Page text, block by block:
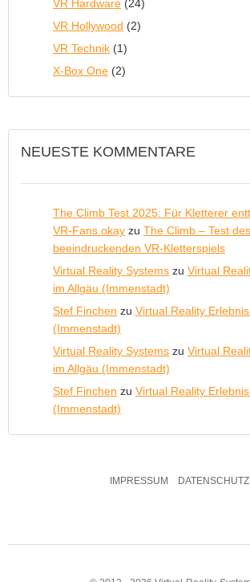
VR Hardware (24)
VR Hollywood (2)
VR Technik (1)
X-Box One (2)
NEUESTE KOMMENTARE
The Climb Test 2025: Für Kletterer
VR-Fans okay zu The Climb – Test des
beeindruckenden VR-Kletterspiels
Virtual Reality Systems zu Virtual
im Allgäu (Immenstadt)
Stef Finchen zu Virtual Reality
(Immenstadt)
Virtual Reality Systems zu Virtual
im Allgäu (Immenstadt)
Stef Finchen zu Virtual Reality
(Immenstadt)
IMPRESSUM DATENSCHUTZ